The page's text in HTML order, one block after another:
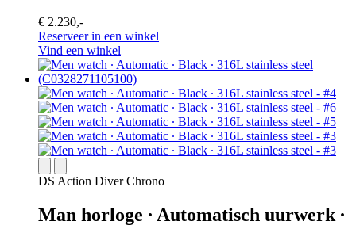
€ 2.230,-
Reserveer in een winkel
Vind een winkel
DS Action Diver Chrono
Man horloge ∙ Automatisch uurwerk ∙